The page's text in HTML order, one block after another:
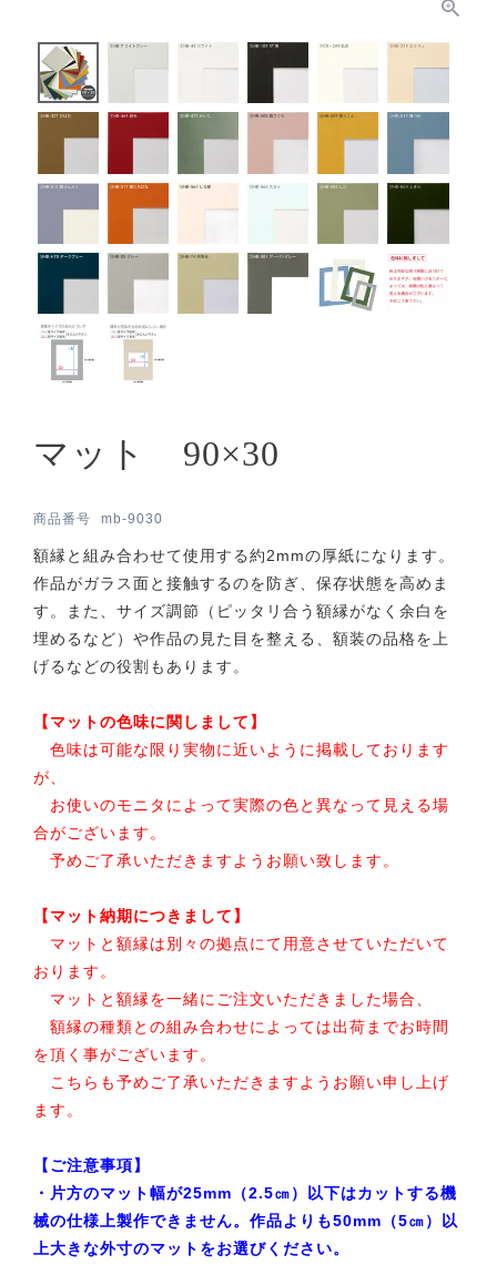
マット 90×30
商品番号 mb-9030
額縁と組み合わせて使用する約2mmの厚紙になります。
作品がガラス面と接触するのを防ぎ、保存状態を高めま
す。また、サイズ調節（ピッタリ合う額縁がなく余白を
埋めるなど）や作品の見た目を整える、額装の品格を上
げるなどの役割もあります。
【マットの色味に関しまして】
色味は可能な限り実物に近いように掲載しております
が、
お使いのモニタによって実際の色と異なって見える場
合がございます。
予めご了承いただきますようお願い致します。
【マット納期につきまして】
マットと額縁は別々の拠点にて用意させていただいて
おります。
マットと額縁を一緒にご注文いただきました場合、
額縁の種類との組み合わせによっては出荷までお時間
を頂く事がございます。
こちらも予めご了承いただきますようお願い申し上げ
ます。
【ご注意事項】
・片方のマット幅が25mm（2.5㎝）以下はカットする機
械の仕様上製作できません。作品よりも50mm（5㎝）以
上大きな外寸のマットをお選びください。